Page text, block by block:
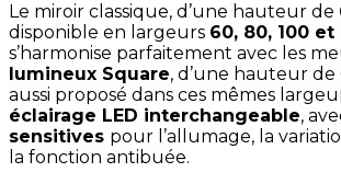
Le miroir classique, d’une hauteur de
disponible en largeurs 60, 80, 100 et
s’harmonise parfaitement avec les
lumineux Square, d’une hauteur de
aussi proposé dans ces mêmes
éclairage LED interchangeable,
sensitives pour l’allumage, la
la fonction antibuée.